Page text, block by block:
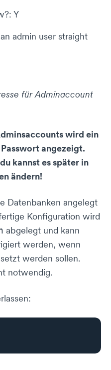
Y
admin user straight
für Adminaccount
wird ein
angezeigt.
kannst es später in
ändern!
Datenbanken angelegt
Konfiguration wird
abgelegt und kann
werden, wenn
werden sollen.
notwendig.